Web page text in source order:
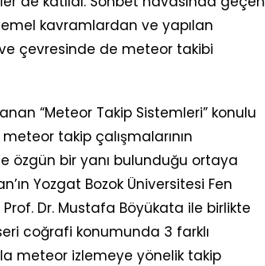
kavramlardan ve yapılan
çevresinde de meteor takibi
“Meteor Takip Sistemleri” konulu
meteor takip çalışmalarının
özgün bir yanı bulunduğu ortaya
Yozgat Bozok Üniversitesi Fen
Dr. Mustafa Böyükata ile birlikte
coğrafi konumunda 3 farklı
meteor izlemeye yönelik takip